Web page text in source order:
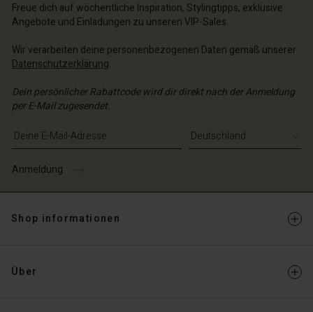
Freue dich auf wöchentliche Inspiration, Stylingtipps, exklusive
Angebote und Einladungen zu unseren VIP-Sales.
Wir verarbeiten deine personenbezogenen Daten gemäß unserer
Datenschutzerklärung.
Dein persönlicher Rabattcode wird dir direkt nach der Anmeldung
per E-Mail zugesendet.
E-Mail-Adresse eingeben
Anmeldung
Shop informationen
Über